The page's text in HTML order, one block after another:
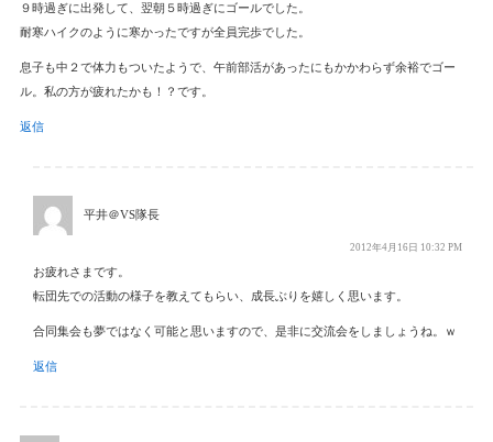
９時過ぎに出発して、翌朝５時過ぎにゴールでした。
耐寒ハイクのように寒かったですが全員完歩でした。
息子も中２で体力もついたようで、午前部活があったにもかかわらず余裕でゴー
ル。私の方が疲れたかも！？です。
返信
平井＠VS隊長
2012年4月16日 10:32 PM
お疲れさまです。
転団先での活動の様子を教えてもらい、成長ぶりを嬉しく思います。
合同集会も夢ではなく可能と思いますので、是非に交流会をしましょうね。ｗ
返信